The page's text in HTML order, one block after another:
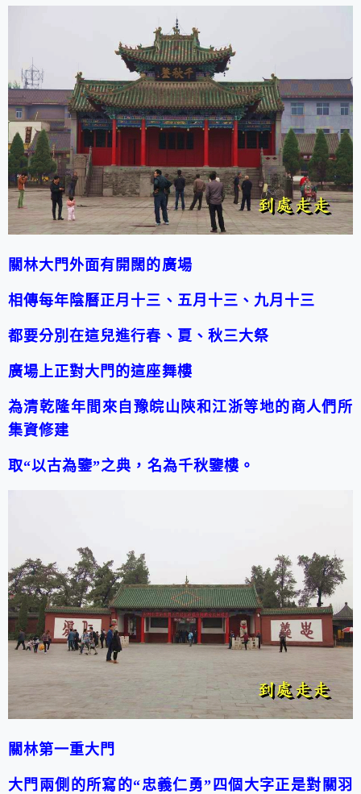
關林大門外面有開闊的廣場
相傳每年 陰曆正月十三 、五月十三、九月十三
都要分別在這兒進行春、夏、秋三大祭
廣場上正對大門的這座舞樓
為清乾隆年間來自豫皖山陝和江浙等地的商人們所
集資修建
取“以古為鑒”之典，名為千秋鑒樓。
關林第一重大門
大門兩側的所寫的“忠義仁勇” 四個大字正是對關羽